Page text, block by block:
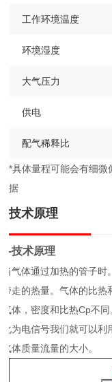
工作环境温度
环境湿度
大气压力
供电
配气稀释比
*具体量程可能会有细
据
技术原理
1-技术原理
当气体通过加热的管子
带走的热量。气体的比
气体，密度和比热Cp不
化为电信号我们就可以
气体质量流量的大小。